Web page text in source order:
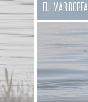
FULMAR BORÉAL